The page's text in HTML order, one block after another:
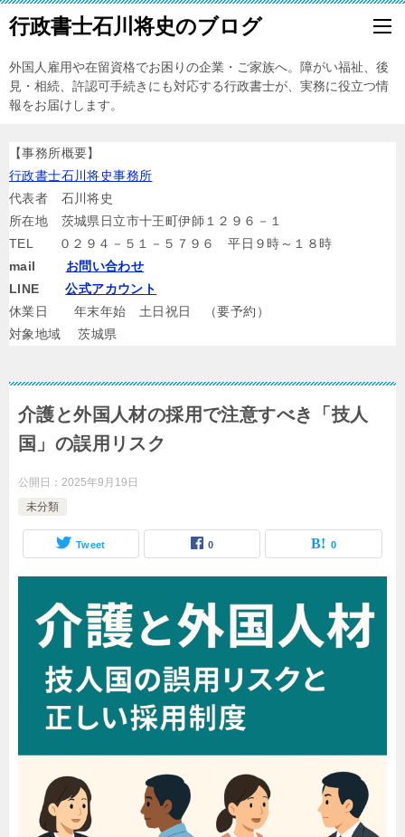
行政書士石川将史のブログ
外国人雇用や在留資格でお困りの企業・ご家族へ。障がい福祉、後
見・相続、許認可手続きにも対応する行政書士が、実務に役立つ情
報をお届けします。
【事務所概要】
行政書士石川将史事務所
代表者 石川将史
所在地 茨城県日立市十王町伊師１２９６－１
TEL ０２９４－５１－５７９６ 平日９時～１８時
mail お問い合わせ
LINE公式アカウント
休業日 年末年始 土日祝日 （要予約）
対象地域 茨城県
介護と外国人材の採用で注意すべき「技人
国」の誤用リスク
公開日： 2025年9月19日
未分類
Tweet 0 0